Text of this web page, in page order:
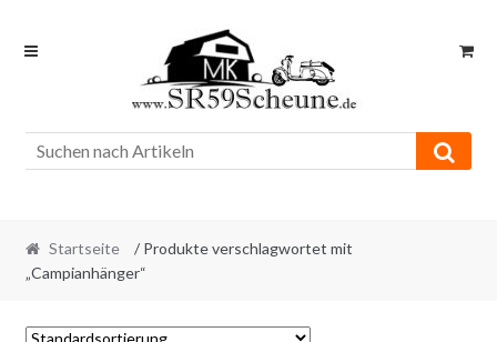
Skip
Skip
Startseite
/ Produkte verschlagwortet mit
„Campianhänger“